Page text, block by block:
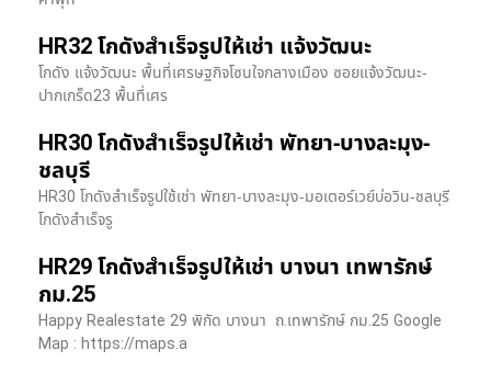
HR32 โกดังสำเร็จรูปให้เช่า แจ้งวัฒนะ
โกดัง แจ้งวัฒนะ พื้นที่เศรษฐกิจโซนใจกลางเมือง ซอยแจ้งวัฒนะ-
ปากเกร็ด23 พื้นที่เศร
HR30 โกดังสำเร็จรูปให้เช่า พัทยา-บางละมุง-
ชลบุรี
HR30 โกดังสำเร็จรูปใช้เช่า พัทยา-บางละมุง-มอเตอร์เวย์บ่อวิน-ชลบุรี
โกดังสำเร็จรู
HR29 โกดังสำเร็จรูปให้เช่า บางนา เทพารักษ์
กม.25
Happy Realestate 29 พิกัด บางนา​ ถ.เทพารักษ์ กม.25 Google
Map : ​https://maps.a